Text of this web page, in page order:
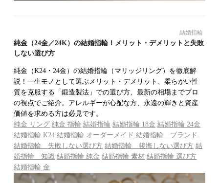
結婚指輪
純金（24金／24K）の結婚指輪！メリット・デメリットと失敗
しない選び方
純金（K24・24金）の結婚指輪（マリッジリング）を徹底解
説！一生モノとして選ぶメリット・デメリット、柔らかい性
質を克服する「鍛造製法」での選び方、最新の相場までプロ
の視点でご紹介。アレルギーが心配な方、永遠の輝きと資産
価値を求める方は必見です。
純金 リング 純金 指輪 結婚指輪 結婚指輪 18金 結婚指輪 24金
結婚指輪 K24 結婚指輪 オーダーメイド 結婚指輪 ブランド
結婚指輪 失敗しない選び方 結婚指輪 後悔しない選び方 結
婚指輪 知識 結婚指輪 純金 結婚指輪 素材 結婚指輪 選び方
結婚指輪 金